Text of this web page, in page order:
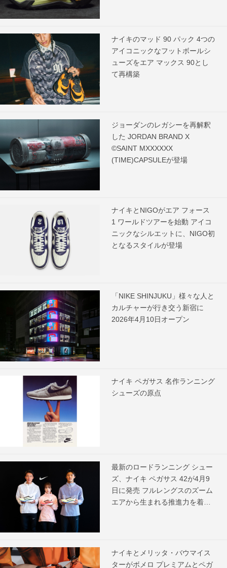
ナイキのマッド 90 パック 4つの
アイコニックなフットボールシ
ューズをエア マックス 90とし
て再構築
ジョーダンのレガシーを再解釈
した JORDAN BRAND X
©SAINT MXXXXXX
(TIME)CAPSULEが登場
ナイキとNIGOがエア フォース
1 ワールドツアーを始動 アイコ
ニックなシルエットに、NIGO初
となるスタイルが登場
「NIKE SHINJUKU」様々な人と
カルチャーが行き交う新宿に
2026年4月10日オープン
ナイキ ペガサス 名作ランニング
シューズの原点
最新のロードランニング シュー
ズ、ナイキ ペガサス 42が4月9
日に発売 フルレングスのズーム
エアから生まれる推進力を着用
ナイキとメリッタ・バウマイス
ターがボメロ プレミアムとペガ